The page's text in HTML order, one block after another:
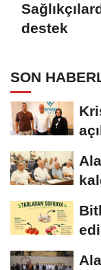
destek
SON